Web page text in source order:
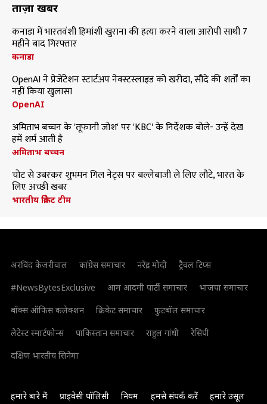
ताज़ा खबरें
कनाडा में भारतवंशी हिमांशी खुराना की हत्या करने वाला आरोपी साथी 7
महीने बाद गिरफ्तार
कनाडा
OpenAI ने प्रेजेंटेशन स्टार्टअप नेक्स्टस्लाइड को खरीदा, सौदे की शर्तों का
नहीं किया खुलासा
OpenAI
अमिताभ बच्चन के 'तूफानी जोश' पर 'KBC' के निर्देशक बोले- उन्हें देख
हमें शर्म आती है
अमिताभ बच्चन
चोट से उबरकर शुभमन गिल नेट्स पर बल्लेबाजी ले लिए लौटे, भारत के
लिए अच्छी खबर
भारतीय क्रिकेट टीम
अरविंद केजरीवाल कांग्रेस समाचार नरेंद्र मोदी
ट्रैवल टिप्स
#NewsBytesExclusive
आम आदमी पार्टी समाचार
भाजपा समाचार
बॉक्स ऑफिस कलेक्शन
क्रिकेट समाचार
फुटबॉल समाचार
लेटेस्ट स्मार्टफोन्स
पाकिस्तान समाचार राहुल गांधी
रेसिपी
दक्षिण भारतीय सिनेमा
हमारे बारे में प्राइवेसी पॉलिसी नियम हमसे संपर्क करें हमारे उसूल